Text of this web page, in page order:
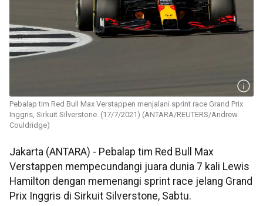
Pebalap tim Red Bull Max Verstappen menjalani sprint race Grand Prix
Inggris, Sirkuit Silverstone. (17/7/2021) (ANTARA/REUTERS/Andrew
Couldridge)
Jakarta (ANTARA) - Pebalap tim Red Bull Max
Verstappen mempecundangi juara dunia 7 kali Lewis
Hamilton dengan memenangi sprint race jelang Grand
Prix Inggris di Sirkuit Silverstone, Sabtu.